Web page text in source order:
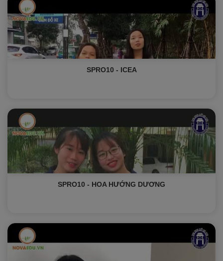
SPRO10 - ICEA
SPRO10 - HOA HƯỚNG DƯƠNG